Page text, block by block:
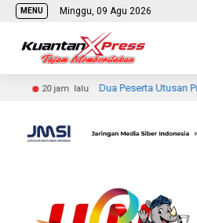
MENU Minggu, 09 Agu 2026
Dua Peserta Utusan Pramuka